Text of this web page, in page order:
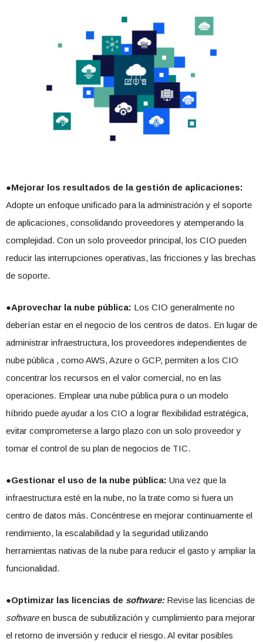
●Mejorar los resultados de la gestión de aplicaciones:
Adopte un enfoque unificado para la administración y el soporte
de aplicaciones, consolidando proveedores y atemperando la
complejidad. Con un solo proveedor principal, los CIO pueden
reducir las interrupciones operativas, las fricciones y las brechas
de soporte.
●Aprovechar la nube pública: Los CIO generalmente no
deberían estar en el negocio de los centros de datos. En lugar de
administrar infraestructura, los proveedores independientes de
nube pública , como AWS, Azure o GCP, permiten a los CIO
concentrar los recursos en el valor comercial, no en las
operaciones. Emplear una nube pública pura o un modelo
híbrido puede ayudar a los CIO a lograr flexibilidad estratégica,
evitar comprometerse a largo plazo con un solo proveedor y
tomar el control de su plan de negocios de TIC.
●Gestionar el uso de la nube pública: Una vez que la
infraestructura esté en la nube, no la trate como si fuera un
centro de datos más. Concéntrese en mejorar continuamente el
rendimiento, la escalabilidad y la seguridad utilizando
herramientas nativas de la nube para reducir el gasto y ampliar la
funcionalidad.
●Optimizar las licencias de software: Revise las licencias de
softwareen busca de subutilización y cumplimiento para mejorar
el retorno de inversión y reducir el riesgo. Al evitar posibles